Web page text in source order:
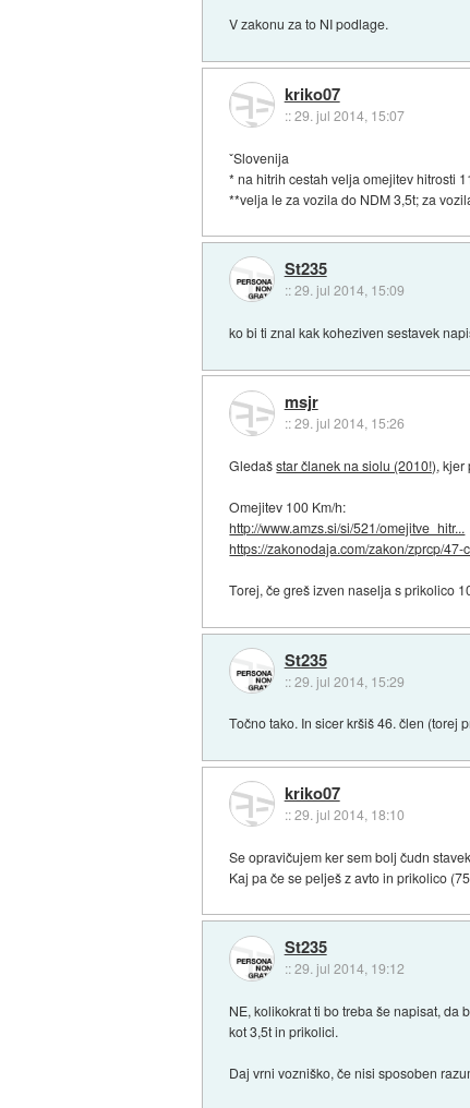
V zakonu za to NI podlage.
kriko07
::29. jul 2014, 15:07
ˇSlovenija
* na hitrih cestah velja omejitev hitrosti
**velja le za vozila do NDM 3,5t; za
St235
::29. jul 2014, 15:09
ko bi ti znal kak koheziven sestavek
msjr
::29. jul 2014, 15:26
Gledašstar članek na siolu (2010!), kjer
Omejitev 100 Km/h:
http://www.amzs.si/si/521/omejitve_hitr...
https://zakonodaja.com/zakon/zprcp/47-
Torej, če greš izven naselja s prikolico
St235
::29. jul 2014, 15:29
Točno tako. In sicer kršiš 46. člen (torej
kriko07
::29. jul 2014, 18:10
Se opravičujem ker sem bolj čudn
Kaj pa če se pelješ z avto in prikolico
St235
::29. jul 2014, 19:12
NE, kolikokrat ti bo treba še napisat, da
kot 3,5t in prikolici.
Daj vrni vozniško, če nisi sposoben